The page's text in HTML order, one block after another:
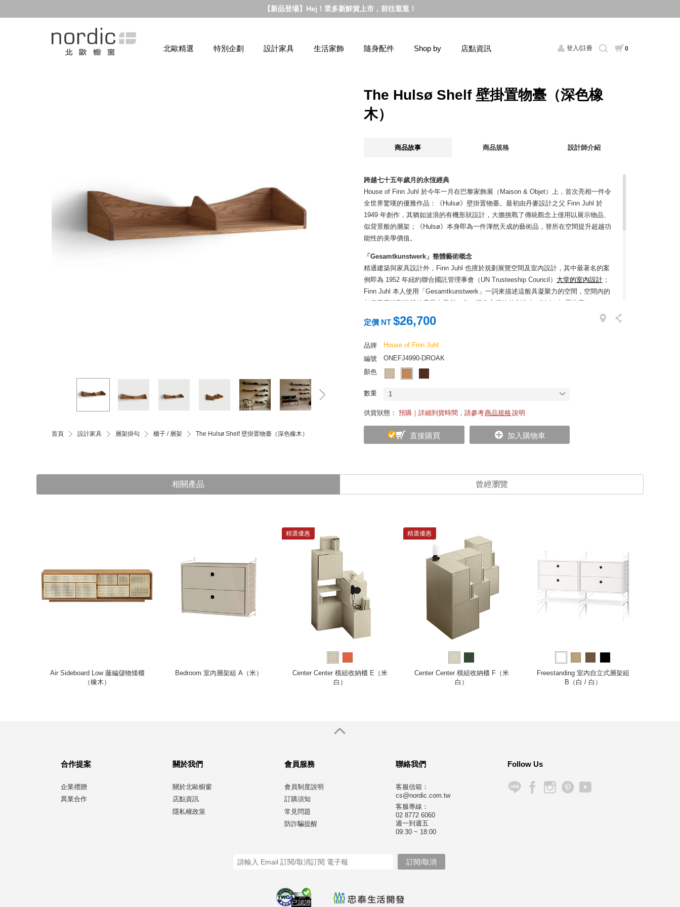
【新品登場】Hej！眾多新鮮貨上市，前往逛逛！
登入/註冊 0
北歐精選 特別企劃 設計家具 生活家飾 隨身配件 Shop by 店點資訊
首頁 設計家具 層架掛勾 櫃子 / 層架 The Hulsø Shelf 壁掛置物臺（深色橡木）
The Hulsø Shelf 壁掛置物臺（深色橡
木）
商品故事 商品規格 設計師介紹
跨越七十五年歲月的永恆經典
House of Finn Juhl 於今年一月在巴黎家飾展（Maison & Objet）上，首次亮相一件令
全世界驚嘆的優雅作品：《Hulsø》壁掛置物臺。最初由丹麥設計之父 Finn Juhl 於
1949 年創作，其猶如波浪的有機形狀設計，大膽挑戰了傳統觀念上僅用以展示物品、
似背景般的層架；《Hulsø》本身即為一件渾然天成的藝術品，替所在空間提升超越功
能性的美學價值。
「Gesamtkunstwerk」整體藝術概念
精通建築與家具設計外，Finn Juhl 也擅於規劃展覽空間及室內設計，其中最著名的案
例即為 1952 年紐約聯合國託管理事會（UN Trusteeship Council） 大堂的室內設計；
Finn Juhl 本人使用「Gesamtkunstwerk」一詞來描述這般具凝聚力的空間，空間內的
每個元素皆對整體給予最大貢獻，此一概念亦促使他創作出《Hulsø》置物臺。
重現風華的關鍵圖紙
彩畫 中，發現了此款具有精美細節的置物臺；它是彼時 Finn Juhl 替 Magister W.
Andersen 在丹麥地區 Hulsø Ege 所有房屋「Winter Garden」內部設計的其一元素。
色彩繽紛的水彩畫中，甚能清晰見得 Finn Juhl 的前衛作品《Wall Sofa》，與同年問
世的著名代表作《
Chieftain Chair
完美兼備實用與裝飾性
《Hulsø》精選 FSC 認證實心橡木或胡桃木製成，並經悉心油裝處理，能單獨、成排
行調整。當多只置物臺排列在一起時，它們將呈現統一有序的柔和曲線，宛若壁面上
自然延伸的起伏輪廓，為任何房間增添實用功能與裝飾性。
定價 NT $26,700
品牌
House of Finn Juhl
編號
ONEFJ4990-DROAK
顏色
數量 1
供貨狀態： 預購｜詳細到貨時間，請參考商品規格說明
直接購買 加入購物車
相關產品 曾經瀏覽
Air Sideboard Low 藤編儲物矮櫃
（橡木）
Bedroom 室內層架組 A（米）
精選優惠
Center Center 模組收納櫃 E（米
白）
精選優惠
Center Center 模組收納櫃 F（米
白）
Freestanding 室內自立式層架組
B（白 / 白）
合作提案
企業禮贈
異業合作
關於我們
關於北歐櫥窗
店點資訊
隱私權政策
會員服務
會員制度說明
訂購須知
常見問題
防詐騙提醒
聯絡我們
客服信箱：
cs@nordic.com.tw
客服專線：
02 8772 6060
週一到週五
09:30 ~ 18:00
Follow Us
已認證